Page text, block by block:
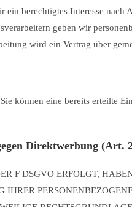
berechtigtes Interesse
geben wir
wird ein Vertrag über
können eine bereits erteilte
Direktwerbung (Art.
F DSGVO ERFOLGT,